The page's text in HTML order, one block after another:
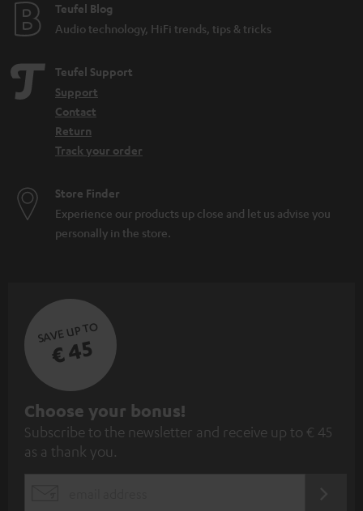
Teufel Blog
Audio technology, HiFi trends, tips & tricks
Teufel Support
Support
Contact
Return
Track your order
Store Finder
Experience our products up close and let us advise you
personally in the store.
SAVE UP TO
€ 45
S
u
b
Choose your bonus!
Subscribe to the newsletter and receive up to € 45
as a thank you.